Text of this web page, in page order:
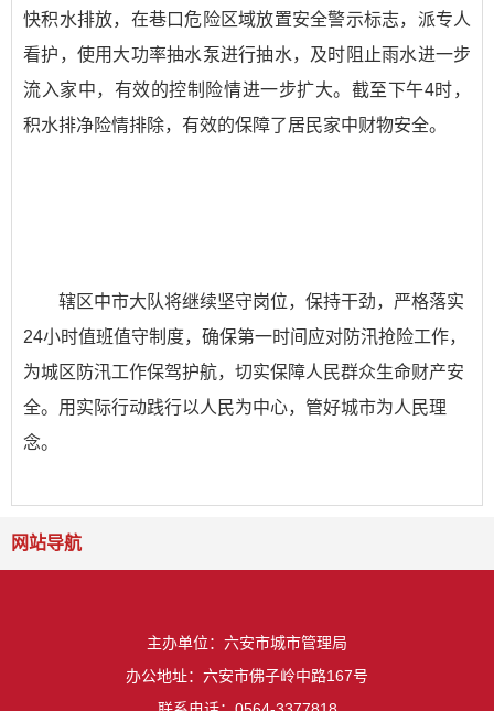
快积水排放，在巷口危险区域放置安全警示标志，派专人
看护，使用大功率抽水泵进行抽水，及时阻止雨水进一步
流入家中，有效的控制险情进一步扩大。截至下午4时，
积水排净险情排除，有效的保障了居民家中财物安全。
辖区中市大队将继续坚守岗位，保持干劲，严格落实
24小时值班值守制度，确保第一时间应对防汛抢险工作，
为城区防汛工作保驾护航，切实保障人民群众生命财产安
全。用实际行动践行以人民为中心，管好城市为人民理
念。
网站导航
主办单位：六安市城市管理局
办公地址：六安市佛子岭中路167号